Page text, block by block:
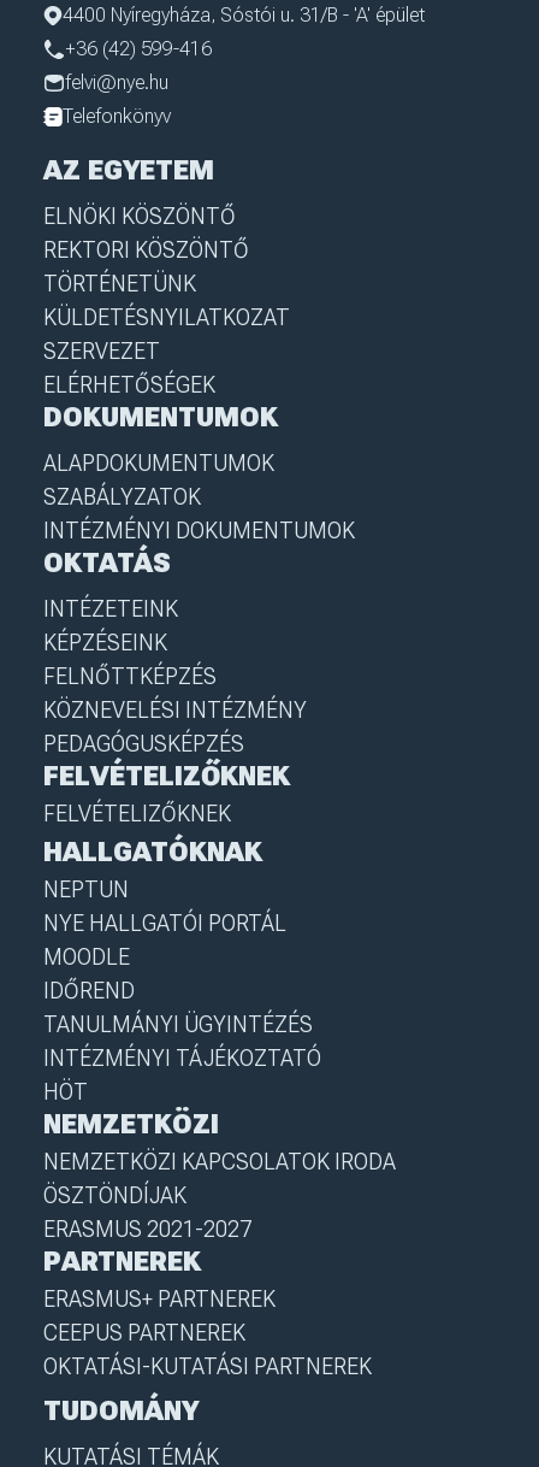
4400 Nyíregyháza, Sóstói u. 31/B - 'A' épület
+36 (42) 599-416
felvi@nye.hu
Telefonkönyv
AZ EGYETEM
ELNÖKI KÖSZÖNTŐ
REKTORI KÖSZÖNTŐ
TÖRTÉNETÜNK
KÜLDETÉSNYILATKOZAT
SZERVEZET
ELÉRHETŐSÉGEK
DOKUMENTUMOK
ALAPDOKUMENTUMOK
SZABÁLYZATOK
INTÉZMÉNYI DOKUMENTUMOK
OKTATÁS
INTÉZETEINK
KÉPZÉSEINK
FELNŐTTKÉPZÉS
KÖZNEVELÉSI INTÉZMÉNY
PEDAGÓGUSKÉPZÉS
FELVÉTELIZŐKNEK
FELVÉTELIZŐKNEK
HALLGATÓKNAK
NEPTUN
NYE HALLGATÓI PORTÁL
MOODLE
IDŐREND
TANULMÁNYI ÜGYINTÉZÉS
INTÉZMÉNYI TÁJÉKOZTATÓ
HÖT
NEMZETKÖZI
NEMZETKÖZI KAPCSOLATOK IRODA
ÖSZTÖNDÍJAK
ERASMUS 2021-2027
PARTNEREK
ERASMUS+ PARTNEREK
CEEPUS PARTNEREK
OKTATÁSI-KUTATÁSI PARTNEREK
TUDOMÁNY
KUTATÁSI TÉMÁK